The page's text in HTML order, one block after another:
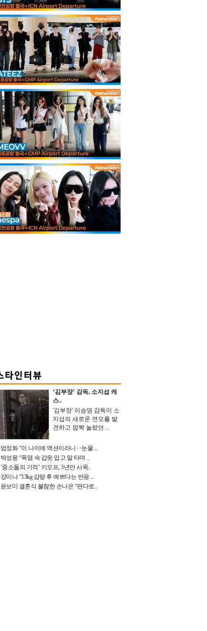
‘김부장’ 감독, 소지섭 캐
스..
'김부장' 이승영 감독이 소
지섭의 새로운 면모를 발
견하고 깜짝 놀랐던 ..
엄정화 “이 나이에 액션이라니‥눈물 ..
박성웅 “폭염 속 갑옷 입고 말 타며 ..
‘중소돌의 기적’ 키오프, 3년만 사옥..
강미나 “13kg 감량 후 예쁘다는 반응 ..
윤보미 결혼식 불참한 손나은 “판다로..